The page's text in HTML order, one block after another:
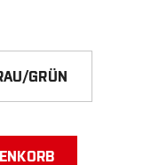
NICHT
GRÜN
Wert ein